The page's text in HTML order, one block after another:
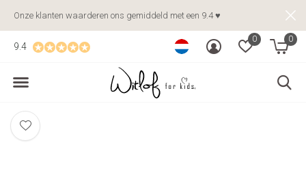
0 0
9.4
Onze klanten waarderen ons gemiddeld met een 9.4 ♥